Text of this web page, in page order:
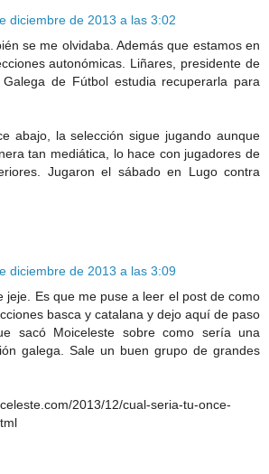
diciembre de 2013 a las 3:02
se me olvidaba. Además que estamos en
autonómicas. Liñares, presidente de
de Fútbol estudia recuperarla para
abajo, la selección sigue jugando aunque
tan mediática, lo hace con jugadores de
Jugaron el sábado en Lugo contra
diciembre de 2013 a las 3:09
jeje. Es que me puse a leer el post de como
basca y catalana y dejo aquí de paso
sacó Moiceleste sobre como sería una
galega. Sale un buen grupo de grandes
2013/12/cual-seria-tu-once-